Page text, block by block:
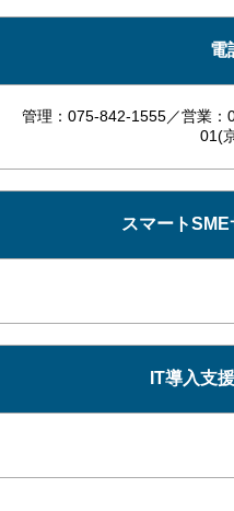
電
管理：075-842-1555／営業
01(
スマート
IT導入支